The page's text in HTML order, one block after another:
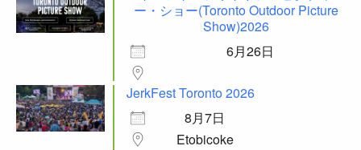
ー・ショー(Toronto Outdoor Picture
Show)2026
6月26日
JerkFest Toronto 2026
8月7日
Etobicoke